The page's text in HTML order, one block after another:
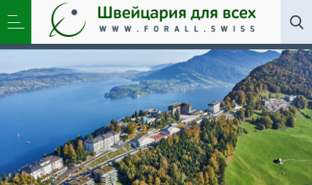
Новости ,Общество»Мирный саммит по Украине
пройдет в Швейцарии: что известно на данный